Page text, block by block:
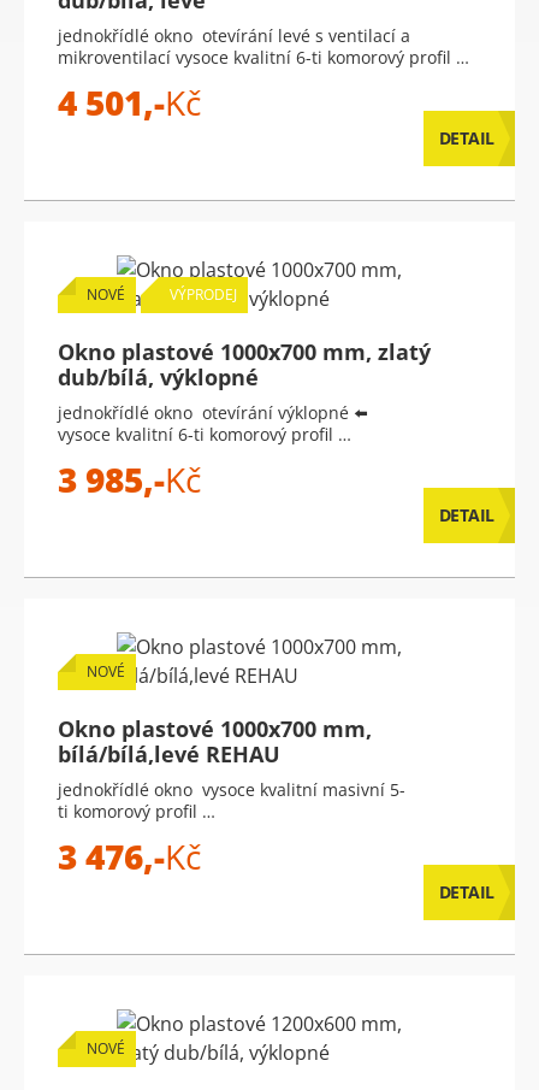
jednokřídlé okno otevírání levé s ventilací a
mikroventilací vysoce kvalitní 6-ti komorový profil …
4 501,-Kč
DETAIL
NOVÉ VÝPRODEJ
Okno plastové 1000x700 mm, zlatý
dub/bílá, výklopné
jednokřídlé okno otevírání výklopné ⬅️
vysoce kvalitní 6-ti komorový profil …
3 985,-Kč
DETAIL
NOVÉ
Okno plastové 1000x700 mm,
bílá/bílá,levé REHAU
jednokřídlé okno vysoce kvalitní masivní 5-
ti komorový profil …
3 476,-Kč
DETAIL
NOVÉ